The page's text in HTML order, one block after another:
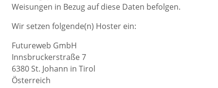
Weisungen in Bezug auf diese Daten befolgen.
Wir setzen folgende(n) Hoster ein:
Futureweb GmbH
Innsbruckerstraße 7
6380 St. Johann in Tirol
Österreich